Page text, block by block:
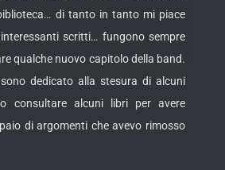
di tanto in tanto mi piace
scritti… fungono sempre
qualche nuovo capitolo della band.
dedicato alla stesura di alcuni
consultare alcuni libri per avere
di argomenti che avevo rimosso